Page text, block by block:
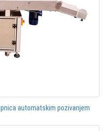
automatskim pozivanjem